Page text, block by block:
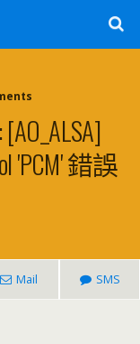
'PCM' 錯誤
Mail SMS